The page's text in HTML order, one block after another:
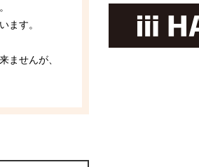
ます。
ませんが、